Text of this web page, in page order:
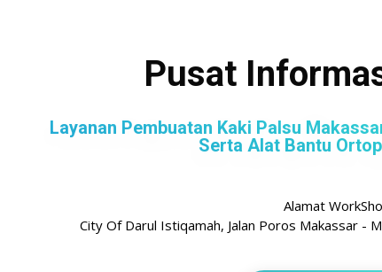
Pusat
Layanan Pembuatan Kaki Palsu
Serta Alat Bantu
Alamat
City Of Darul Istiqamah, Jalan Poros Makassar